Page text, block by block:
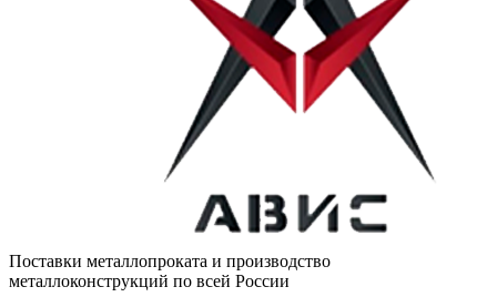
Поставки металлопроката и производство
металлоконструкций по всей России